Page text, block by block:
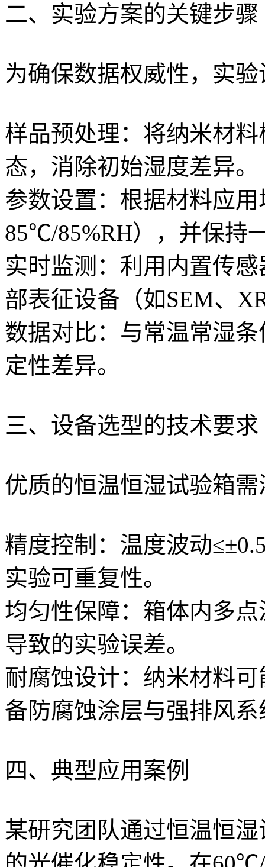
二、实验方案的关键步骤
为确保数据权威性，实
样品预处理：将纳米材
态，消除初始湿度差异。
参数设置：根据材料应
85℃/85%RH），并保持
实时监测：利用内置传
部表征设备（如SEM、
数据对比：与常温常湿
定性差异。
三、设备选型的技术要求
优质的恒温恒湿试验箱需
精度控制：温度波动
实验可重复性。
均匀性保障：箱体内多
导致的实验误差。
耐腐蚀设计：纳米材料
备防腐蚀涂层与强排风系
四、典型应用案例
某研究团队通过恒温恒